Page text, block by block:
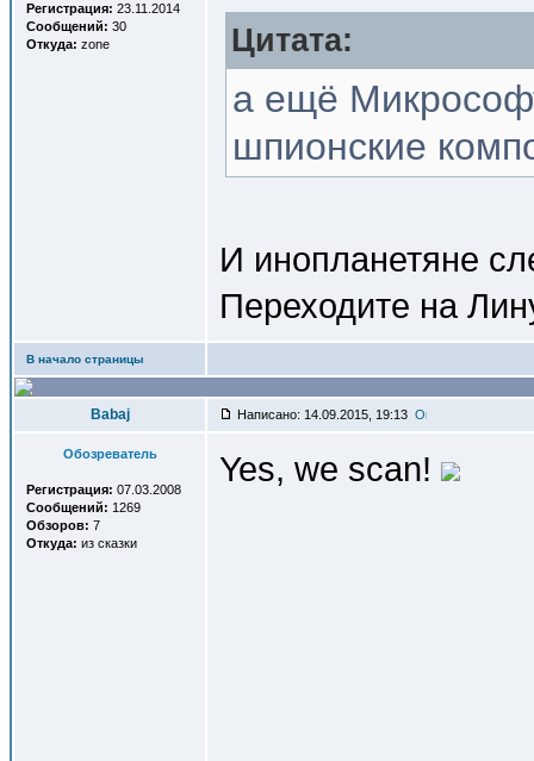
Регистрация: 23.11.2014
Сообщений: 30
Откуда: zone Цитата:
а ещё
шпионские
И инопланетяне
Переходите на
В начало страницы
Babaj Написано: 14.09.2015, 19:13
Обозреватель
Регистрация: 07.03.2008
Сообщений: 1269
Обзоров: 7
Откуда: из сказки
Yes, we scan!